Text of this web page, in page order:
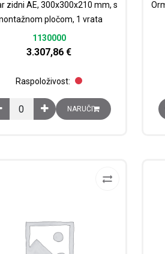
zidni AE, 300x300x210 mm, s
pločom, 1 vrata
1130000
3.307,86 €
Raspoloživost:
Ormar zidni AE, 300x300x210 mm, s
NARUČI